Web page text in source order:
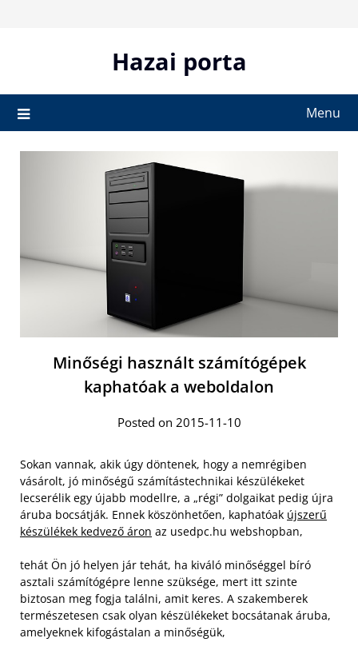
Hazai porta
Menu
Minőségi használt számítógépek
kaphatóak a weboldalon
Posted on 2015-11-10
Sokan vannak, akik úgy döntenek, hogy a nemrégiben
vásárolt, jó minőségű számítástechnikai készülékeket
lecserélik egy újabb modellre, a „régi” dolgaikat pedig újra
áruba bocsátják. Ennek köszönhetően, kaphatóak újszerű
készülékek kedvező áron az usedpc.hu webshopban,
tehát Ön jó helyen jár tehát, ha kiváló minőséggel bíró
asztali számítógépre lenne szüksége, mert itt szinte
biztosan meg fogja találni, amit keres. A szakemberek
természetesen csak olyan készülékeket bocsátanak áruba,
amelyeknek kifogástalan a minőségük,